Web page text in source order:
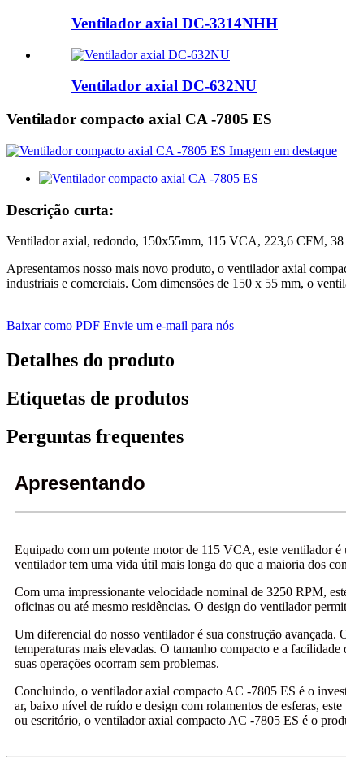
Ventilador axial DC-3314NHH
Ventilador axial DC-632NU
Ventilador compacto axial CA -7805 ES
Descrição curta:
Ventilador axial, redondo, 150x55mm, 115 VCA, 223,6 CFM,
Apresentamos nosso mais novo produto, o ventilador axial
industriais e comerciais. Com dimensões de 150 x 55 mm, o
Baixar como PDF Envie um e-mail para nós
Detalhes do produto
Etiquetas de produtos
Perguntas frequentes
Apresentando
Equipado com um potente motor de 115 VCA, este ventilador é
ventilador tem uma vida útil mais longa do que a maioria dos
Com uma impressionante velocidade nominal de 3250 RPM,
oficinas ou até mesmo residências. O design do ventilador
Um diferencial do nosso ventilador é sua construção avançada.
temperaturas mais elevadas. O tamanho compacto e a
suas operações ocorram sem problemas.
Concluindo, o ventilador axial compacto AC -7805 ES é o
ar, baixo nível de ruído e design com rolamentos de esferas,
ou escritório, o ventilador axial compacto AC -7805 ES é o